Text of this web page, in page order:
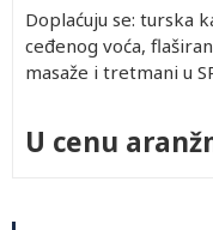
Doplaćuju se: turska
ceđenog voća,
masaže i tretmani u
U cenu